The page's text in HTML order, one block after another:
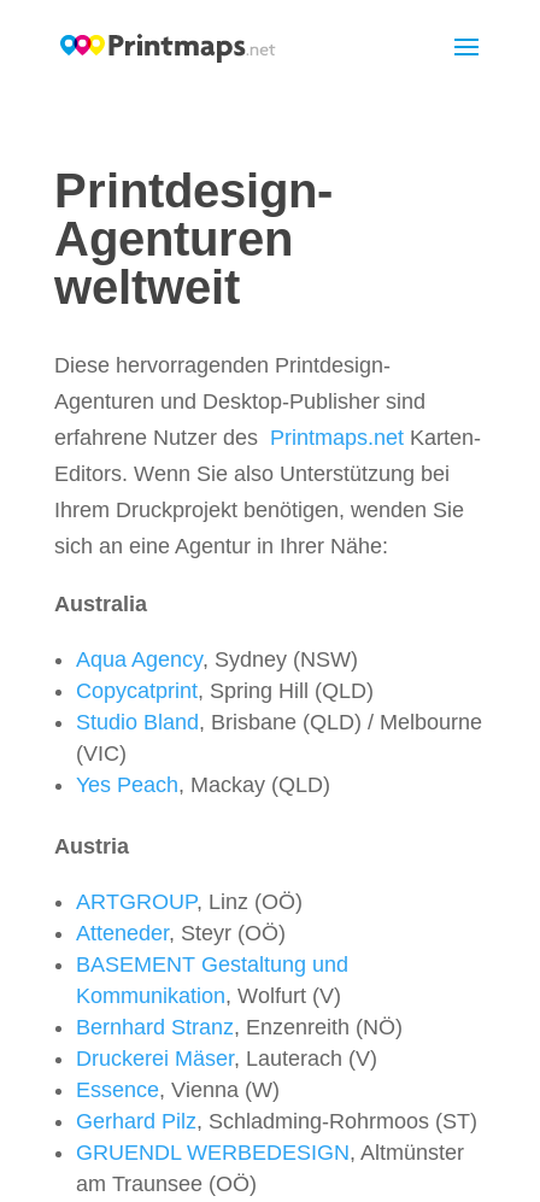
Printdesign-
Agenturen
weltweit
Diese hervorragenden Printdesign-
Agenturen und Desktop-Publisher sind
erfahrene Nutzer des Printmaps.netKarten-
Editors. Wenn Sie also Unterstützung bei
Ihrem Druckprojekt benötigen, wenden Sie
sich an eine Agentur in Ihrer Nähe:
Australia
Aqua Agency, Sydney (NSW)
Copycatprint, Spring Hill (QLD)
Studio Bland, Brisbane (QLD) / Melbourne
(VIC)
Yes Peach, Mackay (QLD)
Austria
ARTGROUP, Linz (OÖ)
Atteneder, Steyr (OÖ)
BASEMENT Gestaltung und
Kommunikation, Wolfurt (V)
Bernhard Stranz, Enzenreith (NÖ)
Druckerei Mäser, Lauterach (V)
Essence, Vienna (W)
Gerhard Pilz, Schladming-Rohrmoos (ST)
GRUENDL WERBEDESIGN, Altmünster
am Traunsee (OÖ)